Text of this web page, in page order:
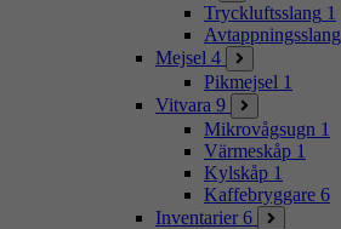
Tryckluftsslang 1
Avtappningsslang
Mejsel 4
Pikmejsel 1
Vitvara 9
Mikrovågsugn 1
Värmeskåp 1
Kylskåp 1
Kaffebryggare 6
Inventarier 6